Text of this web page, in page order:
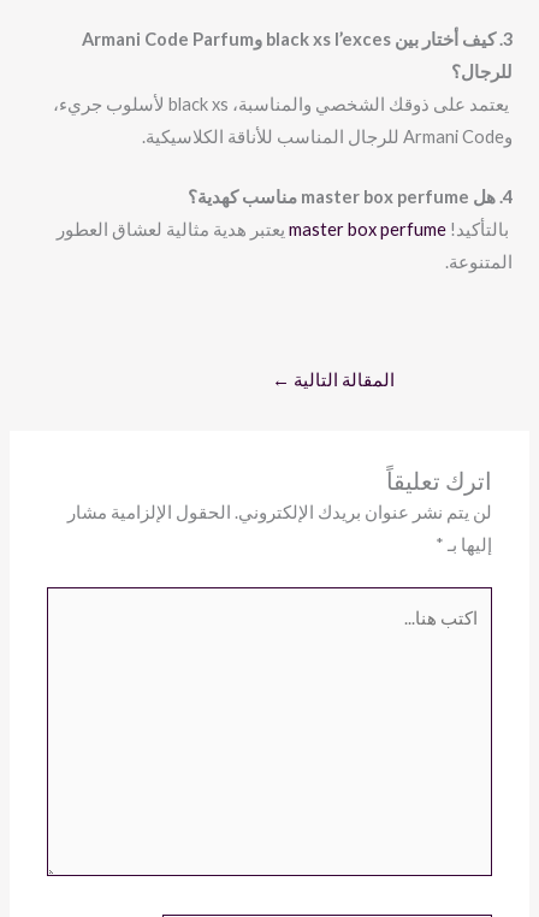
3. كيف أختار بين black xs l’exces
وArmani Code Parfum
للرجال؟
يعتمد على ذوقك الشخصي والمناسبة، black xs لأسلوب جريء،
وArmani Code للرجال المناسب للأناقة الكلاسيكية.
4. هل master box perfume مناسب كهدية؟
بالتأكيد!master box perfume يعتبر هدية مثالية لعشاق العطور
المتنوعة.
المقالة التالية ←
اترك تعليقاً
لن يتم نشر عنوان بريدك الإلكتروني. الحقول الإلزامية مشار
إليها بـ *